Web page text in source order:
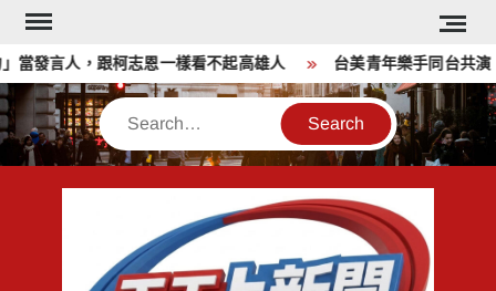
Skip
content
發言人，跟柯志恩一樣看不起高雄人 台美青年樂手同台共演
Search